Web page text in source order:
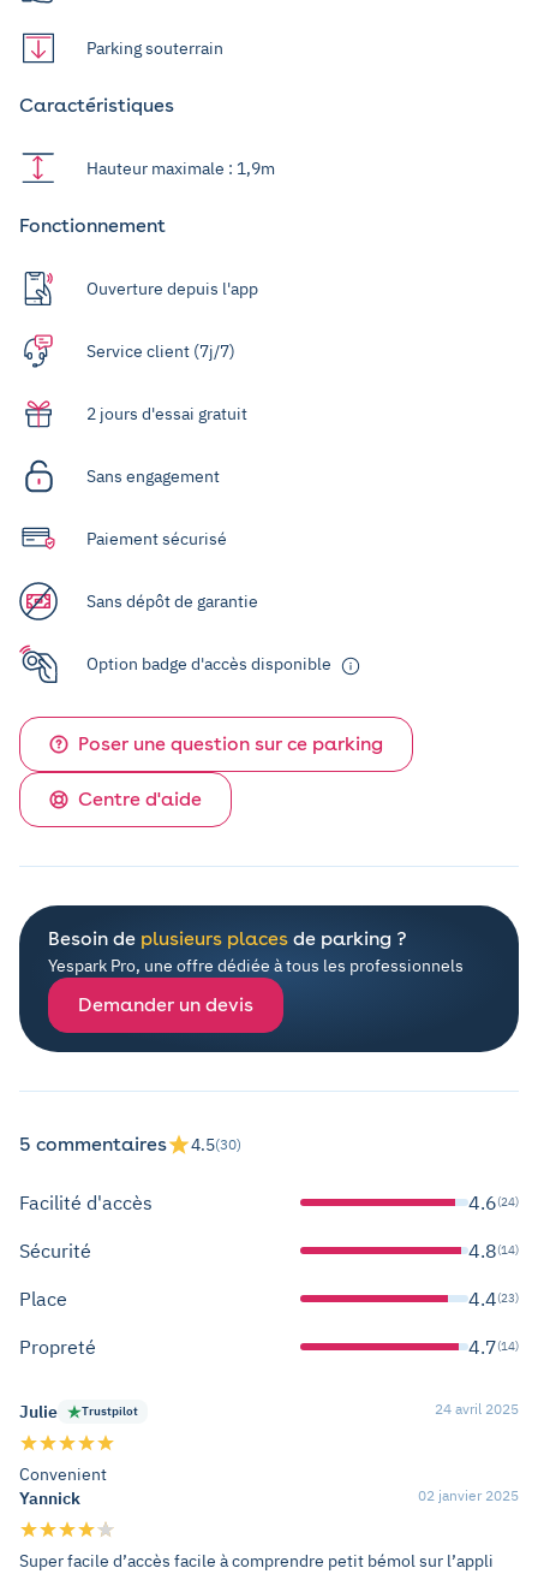
Parking souterrain
Caractéristiques
Hauteur maximale : 1,9m
Fonctionnement
Ouverture depuis l'app
Service client (7j/7)
2 jours d'essai gratuit
Sans engagement
Paiement sécurisé
Sans dépôt de garantie
Option badge d'accès disponible
Poser une question sur ce parking
Centre d'aide
Besoin de plusieurs places de parking ?
Yespark Pro, une offre dédiée à tous les professionnels
Demander un devis
5 commentaires 4.5(30)
Facilité d'accès 4.6(24)
Sécurité 4.8(14)
Place 4.4(23)
Propreté 4.7(14)
Julie Trustpilot 24 avril 2025
Convenient
Yannick
02 janvier 2025
Super facile d’accès facile à comprendre petit bémol sur l’appli